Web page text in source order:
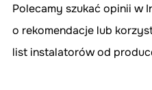
Polecamy szukać opinii w
o rekomendacje lub
list instalatorów od